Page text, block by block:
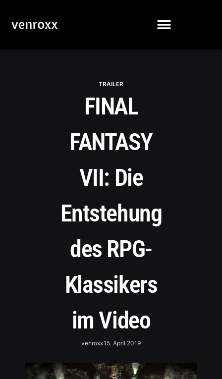
TRAILER
FINAL
FANTASY
VII: Die
Entstehung
des RPG-
Klassikers
im Video
venroxx15. April 2019